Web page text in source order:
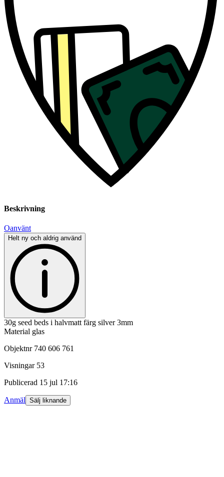
Beskrivning
Oanvänt
Helt ny och aldrig använd
30g seed beds i halvmatt färg silver 3mm
Material glas
Objektnr 740 606 761
Visningar 53
Publicerad 15 jul 17:16
Anmäl Sälj liknande